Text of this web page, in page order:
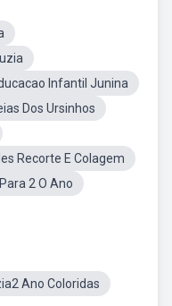
Infantil Junina
Dos Ursinhos
Recorte E Colagem
2 O Ano
Ano Coloridas